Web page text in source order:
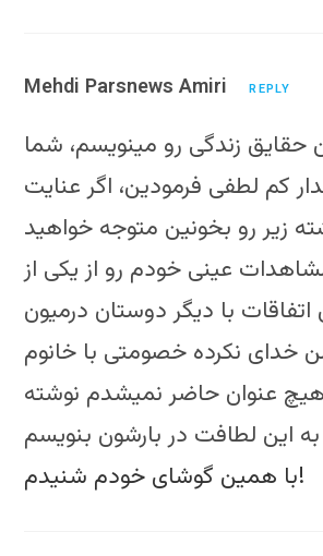
Mehdi Parsnews Amiri REPLY
حقایق زندگی رو مینویسم، شما
کم لطفی فرمودین، اگر عنایت
زیر رو بخونین متوجه خواهید
عینی خودم رو از یکی از
اتفاقات با دیگر دوستان درمیون
خدای نکرده خصومتی با خانوم
عنوان حاضر نمیشدم نوشته
با همین گوشای خودم شنیدم!